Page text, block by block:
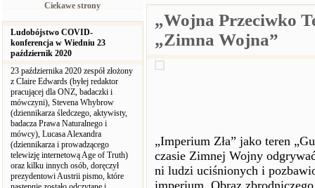
Ciekawe strony
Ludobójstwo COVID-
konferencja w Wiedniu 23
październik 2020
23 października 2020 zespół złożony
z Claire Edwards (byłej redaktor
pracującej dla ONZ, badaczki i
mówczyni), Stevena Whybrow
(dziennikarza śledczego, aktywisty,
badacza Prawa Naturalnego i
mówcy), Lucasa Alexandra
(dziennikarza i prowadzącego
telewizję internetową Age of Truth)
oraz kilku innych osób, doręczył
prezydentowi Austrii pismo, które
„Wojna Przeciwko
„Zimna Wojna”
„Imperium Zła” jako teren
czasie Zimnej Wojny
ni ludzi uciśnionych i
imperium. Obraz